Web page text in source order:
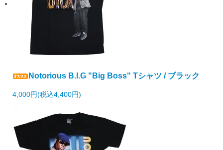
Notorious B.I.G "Big Boss" Tシャツ / ブラック
4,000円(税込4,400円)